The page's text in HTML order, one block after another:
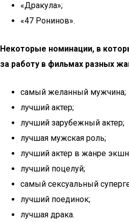
«Дракула»;
«47 Ронинов».
Некоторые номинации, в
за работу в фильмах разных
самый желанный мужчина;
лучший актер;
лучший зарубежный актер;
лучшая мужская роль;
лучший актер в жанре
лучший поцелуй;
самый сексуальный
лучший поединок;
лучшая драка.